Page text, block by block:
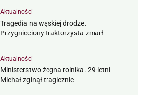
Aktualności
Tragedia na wąskiej drodze.
Przygnieciony traktorzysta zmarł
Aktualności
Ministerstwo żegna rolnika. 29-letni
Michał zginął tragicznie